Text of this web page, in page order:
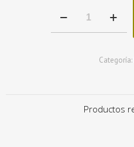
serigrafiado
para
Categoría:
Productos